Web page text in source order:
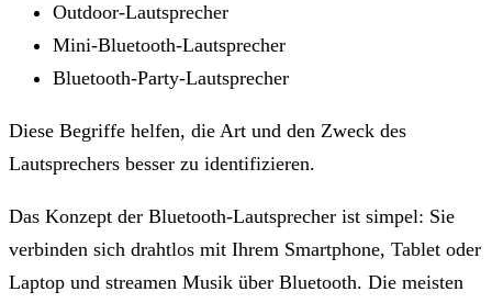
Outdoor-Lautsprecher
Mini-Bluetooth-Lautsprecher
Bluetooth-Party-Lautsprecher
Diese Begriffe helfen, die Art und den Zweck des
Lautsprechers besser zu identifizieren.
Das Konzept der Bluetooth-Lautsprecher ist simpel: Sie
verbinden sich drahtlos mit Ihrem Smartphone, Tablet oder
Laptop und streamen Musik über Bluetooth. Die meisten